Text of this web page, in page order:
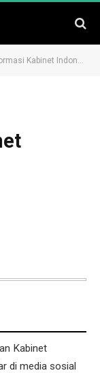
Kabinet Indonesia Maju II
Kabinet
di media sosial